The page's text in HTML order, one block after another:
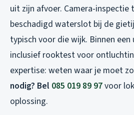
uit zijn afvoer. Camera-inspectie
beschadigd waterslot bij de
typisch voor die wijk. Binnen
inclusief rooktest voor
expertise: weten waar je moet
nodig? Bel 085 019 89 97voor
oplossing.